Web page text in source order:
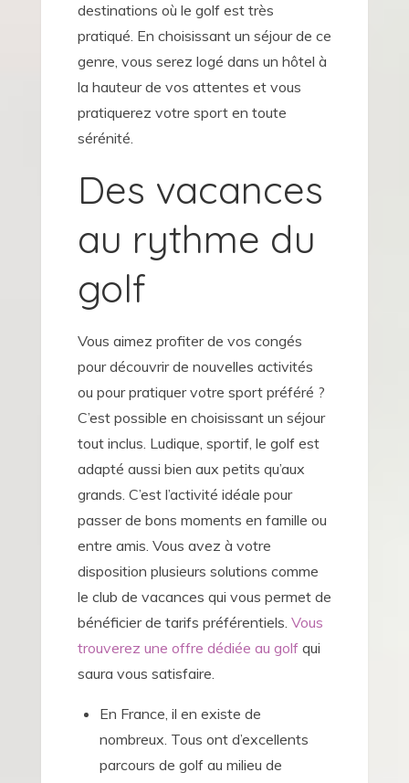
destinations où le golf est très
pratiqué. En choisissant un séjour de ce
genre, vous serez logé dans un hôtel à
la hauteur de vos attentes et vous
pratiquerez votre sport en toute
sérénité.
Des vacances
au rythme du
golf
Vous aimez profiter de vos congés
pour découvrir de nouvelles activités
ou pour pratiquer votre sport préféré ?
C’est possible en choisissant un séjour
tout inclus. Ludique, sportif, le golf est
adapté aussi bien aux petits qu’aux
grands. C’est l’activité idéale pour
passer de bons moments en famille ou
entre amis. Vous avez à votre
disposition plusieurs solutions comme
le club de vacances qui vous permet de
bénéficier de tarifs préférentiels. Vous
trouverez une offre dédiée au golfqui
saura vous satisfaire.
En France, il en existe de
nombreux. Tous ont d’excellents
parcours de golf au milieu de